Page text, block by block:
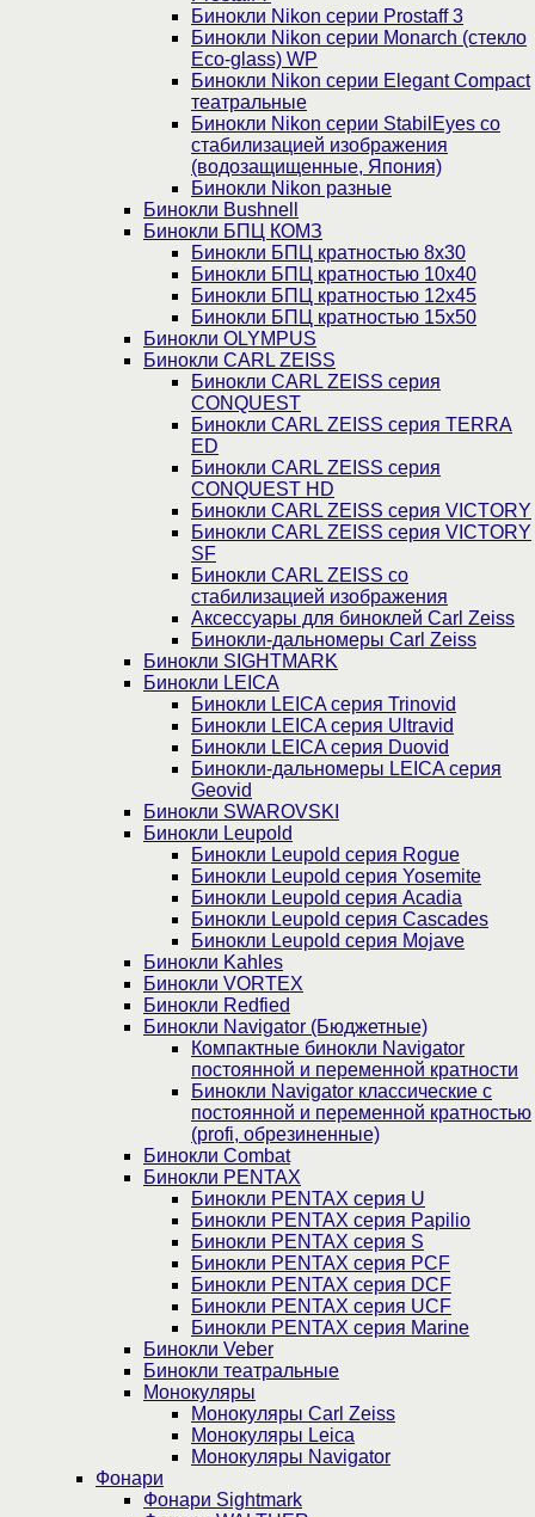
Бинокли Nikon серии Prostaff 3
Бинокли Nikon серии Monarch (стекло
Eco-glass) WP
Бинокли Nikon серии Elegant Compact
театральные
Бинокли Nikon серии StabilEyes со
стабилизацией изображения
(водозащищенные, Япония)
Бинокли Nikon разные
Бинокли Bushnell
Бинокли БПЦ КОМЗ
Бинокли БПЦ кратностью 8х30
Бинокли БПЦ кратностью 10х40
Бинокли БПЦ кратностью 12х45
Бинокли БПЦ кратностью 15х50
Бинокли OLYMPUS
Бинокли CARL ZEISS
Бинокли CARL ZEISS серия
CONQUEST
Бинокли CARL ZEISS серия TERRA
ED
Бинокли CARL ZEISS серия
CONQUEST HD
Бинокли CARL ZEISS серия VICTORY
Бинокли CARL ZEISS серия VICTORY
SF
Бинокли CARL ZEISS со
стабилизацией изображения
Аксессуары для биноклей Carl Zeiss
Бинокли-дальномеры Carl Zeiss
Бинокли SIGHTMARK
Бинокли LEICA
Бинокли LEICA серия Trinovid
Бинокли LEICA серия Ultravid
Бинокли LEICA серия Duovid
Бинокли-дальномеры LEICA серия
Geovid
Бинокли SWAROVSKI
Бинокли Leupold
Бинокли Leupold серия Rogue
Бинокли Leupold серия Yosemite
Бинокли Leupold серия Acadia
Бинокли Leupold серия Cascades
Бинокли Leupold серия Mojave
Бинокли Kahles
Бинокли VORTEX
Бинокли Redfied
Бинокли Navigator (Бюджетные)
Компактные бинокли Navigator
постоянной и переменной кратности
Бинокли Navigator классические с
постоянной и переменной кратностью
(profi, обрезиненные)
Бинокли Combat
Бинокли PENTAX
Бинокли PENTAX серия U
Бинокли PENTAX серия Papilio
Бинокли PENTAX серия S
Бинокли PENTAX серия PCF
Бинокли PENTAX серия DCF
Бинокли PENTAX серия UCF
Бинокли PENTAX серия Marine
Бинокли Veber
Бинокли театральные
Монокуляры
Монокуляры Carl Zeiss
Монокуляры Leica
Монокуляры Navigator
Фонари
Фонари Sightmark